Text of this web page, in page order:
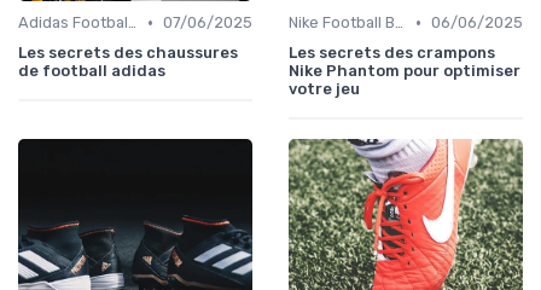
Adidas Football Boots • 07/06/2025
Les secrets des chaussures
de football adidas
Nike Football Boots • 06/06/2025
Les secrets des crampons
Nike Phantom pour optimiser
votre jeu